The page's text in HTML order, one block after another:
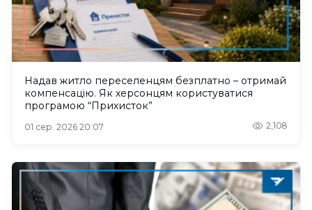
Надав житло переселенцям безплатно – отримай
компенсацію. Як херсонцям користуватися
програмою “Прихисток”
01 сер. 2026 20:07 2,108